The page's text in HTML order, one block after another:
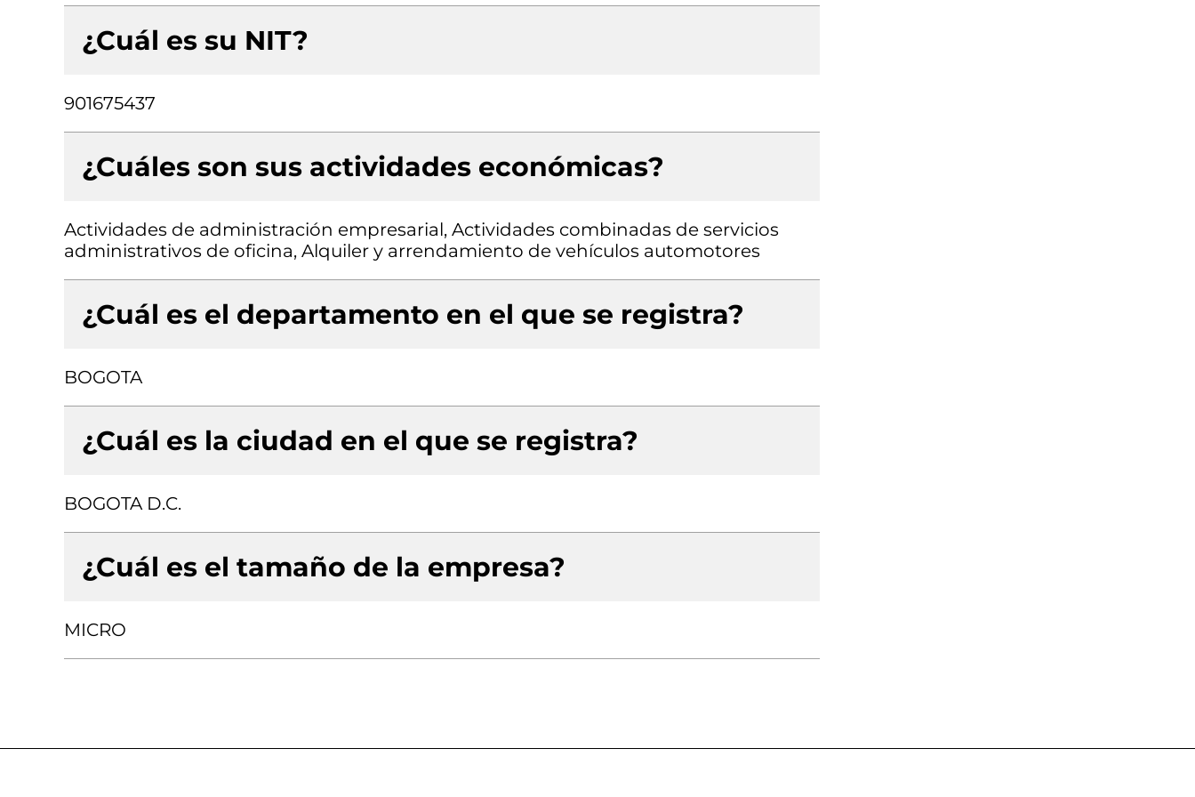
¿Cuál es su NIT?
901675437
¿Cuáles son sus actividades económicas?
Actividades de administración empresarial, Actividades combinadas de servicios
administrativos de oficina, Alquiler y arrendamiento de vehículos automotores
¿Cuál es el departamento en el que se registra?
BOGOTA
¿Cuál es la ciudad en el que se registra?
BOGOTA D.C.
¿Cuál es el tamaño de la empresa?
MICRO